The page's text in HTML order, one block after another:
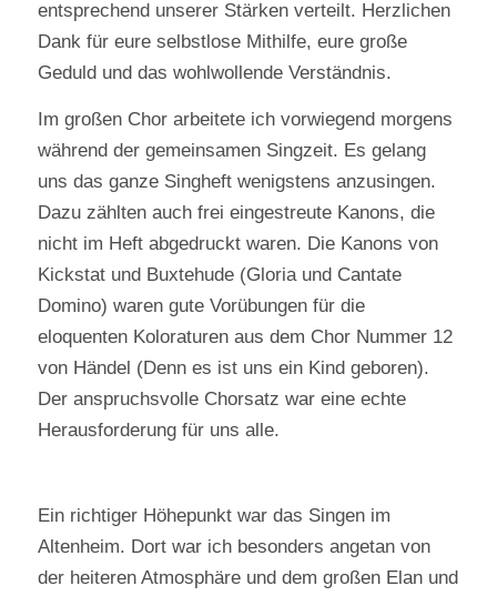
entsprechend unserer Stärken verteilt. Herzlichen
Dank für eure selbstlose Mithilfe, eure große
Geduld und das wohlwollende Verständnis.
Im großen Chor arbeitete ich vorwiegend morgens
während der gemeinsamen Singzeit. Es gelang
uns das ganze Singheft wenigstens anzusingen.
Dazu zählten auch frei eingestreute Kanons, die
nicht im Heft abgedruckt waren. Die Kanons von
Kickstat und Buxtehude (Gloria und Cantate
Domino) waren gute Vorübungen für die
eloquenten Koloraturen aus dem Chor Nummer 12
von Händel (Denn es ist uns ein Kind geboren).
Der anspruchsvolle Chorsatz war eine echte
Herausforderung für uns alle.
Ein richtiger Höhepunkt war das Singen im
Altenheim. Dort war ich besonders angetan von
der heiteren Atmosphäre und dem großen Elan und